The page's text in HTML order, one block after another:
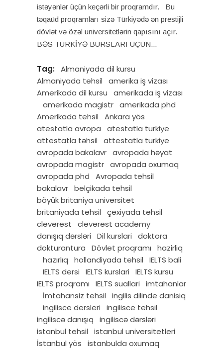
istəyənlər üçün keçərli bir proqramdır. Bu
təqaüd proqramları sizə Türkiyədə ən prestijli
dövlət və özəl universitetlərin qapısını açır.
BƏS TÜRKİYƏ BURSLARI ÜÇÜN
Tag:
Almaniyada dil kursu
Almaniyada tehsil
amerika iş vizası
Amerikada dil kursu
amerikada iş vizası
amerikada magistr amerikada phd
Amerikada tehsil
Ankara yös
atestatla avropa
atestatla turkiye
attestatla təhsil
attestatla turkiye
avropada bakalavr avropada həyat
avropada magistr avropada oxumaq
avropada phd
Avropada tehsil
bakalavr belçikada tehsil
böyük britaniya universitet
britaniyada tehsil
çexiyada tehsil
cleverest
cleverest academy
danışıq dərsləri
Dil kurslari
doktora
dokturantura
Dövlet proqramı
hazirliq
hazırlıq
hollandiyada tehsil
IELTS bali
IELTS dersi
IELTS kurslari
IELTS kursu
IELTS proqramı
IELTS suallari
imtahanlar
İmtahansiz tehsil
ingilis dilinde danisiq
ingilisce dersleri
ingilisce tehsil
ingiliscə danışıq
ingiliscə dərsləri
istanbul tehsil
istanbul universitetleri
İstanbul yös
istanbulda oxumaq